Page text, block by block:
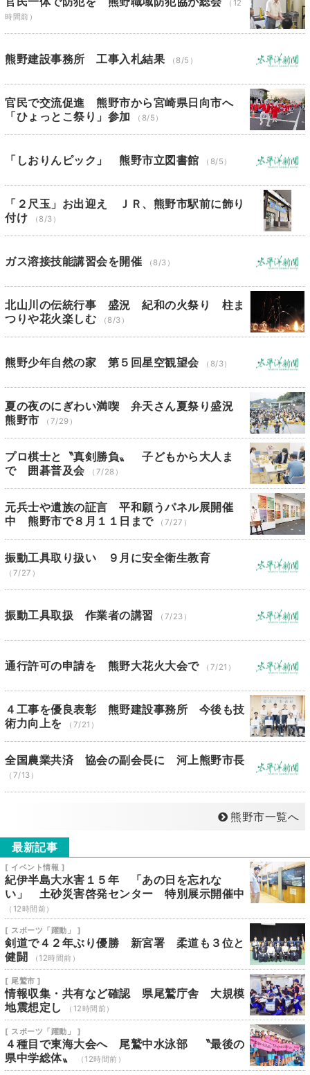
（12
時間前）
熊野建設事務所 工事入札結果 （8/5）
官民で交流促進 熊野市から宮崎県日向市へ
「ひょっとこ祭り」参加
（8/5）
「しおりんピック」 熊野市立図書館 （8/5）
「２尺玉」お出迎え ＪＲ、熊野市駅前に飾り
付け
（8/3）
ガス溶接技能講習会を開催 （8/3）
北山川の伝統行事 盛況 紀和の火祭り 柱ま
つりや花火楽しむ
（8/3）
熊野少年自然の家 第５回星空観望会 （8/3）
夏の夜のにぎわい満喫 弁天さん夏祭り盛況
熊野市
（7/29）
プロ棋士と〝真剣勝負〟 子どもから大人ま
で 囲碁普及会
（7/28）
元兵士や遺族の証言 平和願うパネル展開催
中 熊野市で８月１１日まで
（7/27）
振動工具取り扱い ９月に安全衛生教育
（7/27）
振動工具取扱 作業者の講習 （7/23）
通行許可の申請を 熊野大花火大会で （7/21）
４工事を優良表彰 熊野建設事務所 今後も技
術力向上を
（7/21）
全国農業共済 協会の副会長に 河上熊野市長
（7/13）
熊野市一覧へ
最新記事
[ イベント情報 ]
紀伊半島大水害１５年 「あの日を忘れな
い」 土砂災害啓発センター 特別展示開催中
（12時間前）
[ スポーツ「躍動」 ]
剣道で４２年ぶり優勝 新宮署 柔道も３位と
健闘
（12時間前）
[ 尾鷲市 ]
情報収集・共有など確認 県尾鷲庁舎 大規模
地震想定し
（12時間前）
[ スポーツ「躍動」 ]
４種目で東海大会へ 尾鷲中水泳部 〝最後の
県中学総体〟
（12時間前）